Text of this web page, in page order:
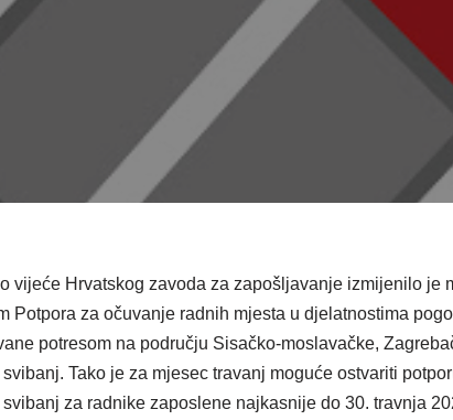
vijeće Hrvatskog zavoda za zapošljavanje izmijenilo je
Potpora za očuvanje radnih mjesta u djelatnostima
potresom na području Sisačko-moslavačke,
Tako je za mjesec travanj moguće ostvariti
svibanj za radnike zaposlene najkasnije do 30. travnja